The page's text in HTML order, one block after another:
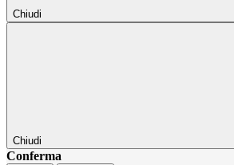
Chiudi
Chiudi
Conferma